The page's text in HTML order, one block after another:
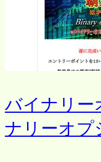
バイナリー
ナリーオプ